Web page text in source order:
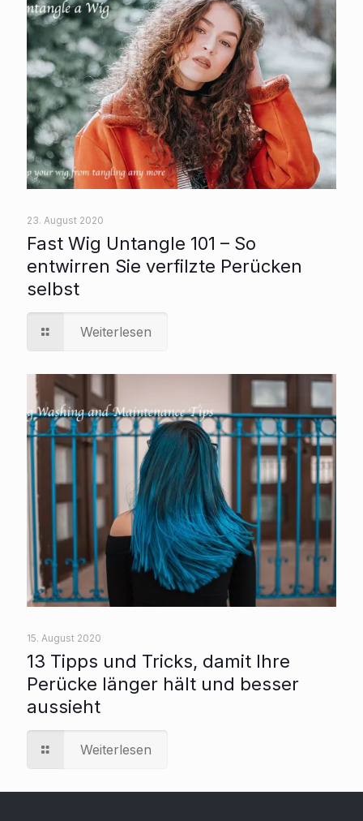
23. August 2020
Fast Wig Untangle 101 – So
entwirren Sie verfilzte Perücken
selbst
Weiterlesen
15. August 2020
13 Tipps und Tricks, damit Ihre
Perücke länger hält und besser
aussieht
Weiterlesen